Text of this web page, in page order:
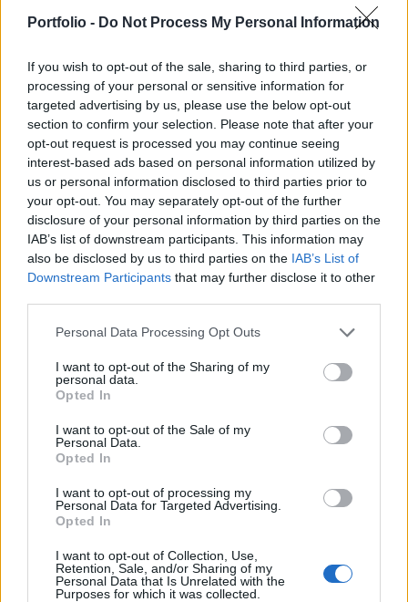
Portfolio - Do Not Process My Personal Information
If you wish to opt-out of the sale, sharing to third parties, or
processing of your personal or sensitive information for
targeted advertising by us, please use the below opt-out
section to confirm your selection. Please note that after your
opt-out request is processed you may continue seeing
interest-based ads based on personal information utilized by
us or personal information disclosed to third parties prior to
your opt-out. You may separately opt-out of the further
disclosure of your personal information by third parties on the
IAB’s list of downstream participants. This information may
also be disclosed by us to third parties on the IAB’s List of
Downstream Participants that may further disclose it to other
Personal Data Processing Opt Outs
I want to opt-out of the Sharing of my
personal data.
Opted In
I want to opt-out of the Sale of my
Personal Data.
Opted In
I want to opt-out of processing my
Personal Data for Targeted Advertising.
Opted In
I want to opt-out of Collection, Use,
Retention, Sale, and/or Sharing of my
Personal Data that Is Unrelated with the
Purposes for which it was collected.
fejlesztésével, komplex tanácsadói feladatokkal
és járműiparban kiemelkedő tapasztalatokkal
rendelkező elnök-vezérigazgatójával Armin
Pappergerrel, valamint a nemzetközi pénzügyi
világban széleskörűen elismert szakértővel, Sunil
Sabharwallal egészül ki. Az immáron hét főből álló
testület a 4iG igazgatóságának döntéselőkészítő
és stratégiai munkáját támogatja.
Portfolio Investment Day 2026Október 21-én jön a Portfolio
Investment Day 2026, ahol a piac vezető szakértőivel
keressük a választ a befektetőket leginkább foglalkoztató
kérdésekre. Meddig tarthat az AI-rali, kik lehetnek a
következő évek nyertesei, mire számíthatunk a részvény-,
érdemes portfóliót építeni egy gyorsan változó...
KEDVES OLVASÓNK!
A keresett cikk a portfolio.hu hírarchívumához
tartozik, melynek olvasása előfizetéses
regisztrációhoz kötött.
Portfolio.hu teljes cikkarchívum
Kötéslisták: BÉT elmúlt 2 év napon belüli